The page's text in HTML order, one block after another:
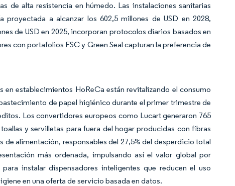
de alta resistencia en húmedo. Las instalaciones sanitarias
a alcanzar los 602,5 millones de USD en 2028,
de USD en 2025, incorporan protocolos diarios basados en
con portafolios FSC y Green Seal capturan la preferencia de
establecimientos HoReCa están revitalizando el consumo
de papel higiénico durante el primer trimestre de
Los convertidores europeos como Lucart generaron 765
y servilletas para fuera del hogar producidas con fibras
alimentación, responsables del 27,5% del desperdicio total
más ordenada, impulsando así el valor global por
instalar dispensadores inteligentes que reducen el uso
en una oferta de servicio basada en datos.